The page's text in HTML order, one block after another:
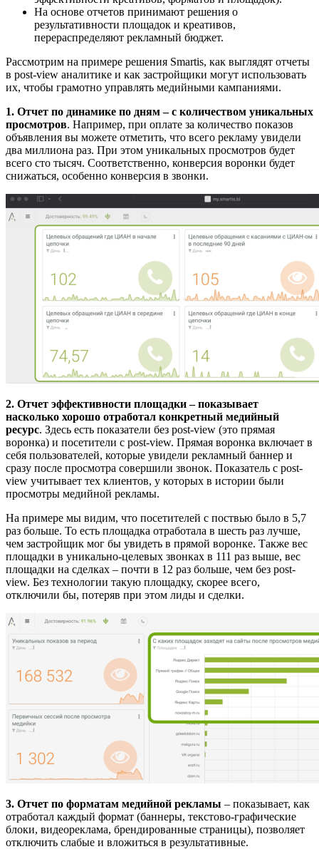
На основе отчетов принимают решения о
результативности площадок и креативов,
перераспределяют рекламный бюджет.
Рассмотрим на примере решения Smartis, как выглядят отчеты
в post-view аналитике и как застройщики могут использовать
их, чтобы грамотно управлять медийными кампаниями.
1. Отчет по динамике по дням – с количеством уникальных
просмотров. Например, при оплате за количество показов
объявления вы можете отметить, что всего рекламу увидели
два миллиона раз. При этом уникальных просмотров будет
всего сто тысяч. Соответственно, конверсия воронки будет
снижаться, особенно конверсия в звонки.
2. Отчет эффективности площадки – показывает
насколько хорошо отработал конкретный медийный
ресурс. Здесь есть показатели без post-view (это прямая
воронка) и посетители с post-view. Прямая воронка включает в
себя пользователей, которые увидели рекламный баннер и
сразу после просмотра совершили звонок. Показатель с post-
view учитывает тех клиентов, у которых в истории были
просмотры медийной рекламы.
На примере мы видим, что посетителей с поствью было в 5,7
раз больше. То есть площадка отработала в шесть раз лучше,
чем застройщик мог бы увидеть в прямой воронке. Также вес
площадки в уникально-целевых звонках в 111 раз выше, вес
площадки на сделках – почти в 12 раз больше, чем без post-
view. Без технологии такую площадку, скорее всего,
отключили бы, потеряв при этом лиды и сделки.
3. Отчет по форматам медийной рекламы – показывает, как
отработал каждый формат (баннеры, текстово-графические
блоки, видеореклама, брендированные страницы), позволяет
отключить слабые и вложиться в результативные.